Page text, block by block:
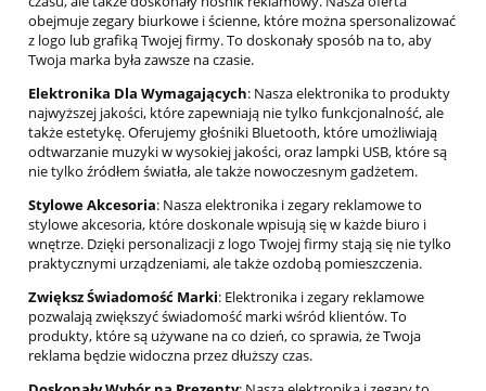
obejmuje zegary biurkowe i ścienne, które można spersonalizować
z logo lub grafiką Twojej firmy. To doskonały sposób na to, aby
Twoja marka była zawsze na czasie.
Elektronika Dla Wymagających: Nasza elektronika to produkty
najwyższej jakości, które zapewniają nie tylko funkcjonalność, ale
także estetykę. Oferujemy głośniki Bluetooth, które umożliwiają
odtwarzanie muzyki w wysokiej jakości, oraz lampki USB, które są
nie tylko źródłem światła, ale także nowoczesnym gadżetem.
Stylowe Akcesoria: Nasza elektronika i zegary reklamowe to
stylowe akcesoria, które doskonale wpisują się w każde biuro i
wnętrze. Dzięki personalizacji z logo Twojej firmy stają się nie tylko
praktycznymi urządzeniami, ale także ozdobą pomieszczenia.
Zwiększ Świadomość Marki: Elektronika i zegary reklamowe
pozwalają zwiększyć świadomość marki wśród klientów. To
produkty, które są używane na co dzień, co sprawia, że Twoja
reklama będzie widoczna przez dłuższy czas.